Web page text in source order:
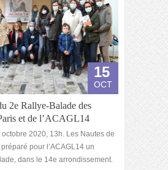
15
OCT
2e Rallye-Balade des
et de l’ACAGL14
octobre 2020, 13h. Les Nautes de
pour l’ACAGL14 un
dans le 14e arrondissement.